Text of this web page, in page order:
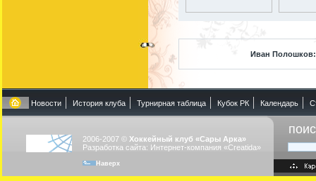
Иван
Новости История клуба Турнирная таблица Кубок РК Календарь
2006-2007 © Хоккейный клуб «Сары Арка»
Разработка сайта: Интернет-компания «Creatida»
Наверх